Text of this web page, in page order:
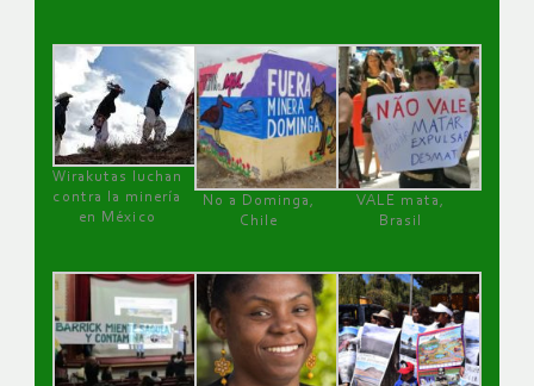
Wirakutas luchan
contra la minería
en México
No a Dominga,
Chile
VALE mata,
Brasil